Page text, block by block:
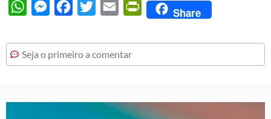
WhatsAppMessengerFacebook
Twitter Email PrintFriendly
Share
Seja o primeiro a comentar